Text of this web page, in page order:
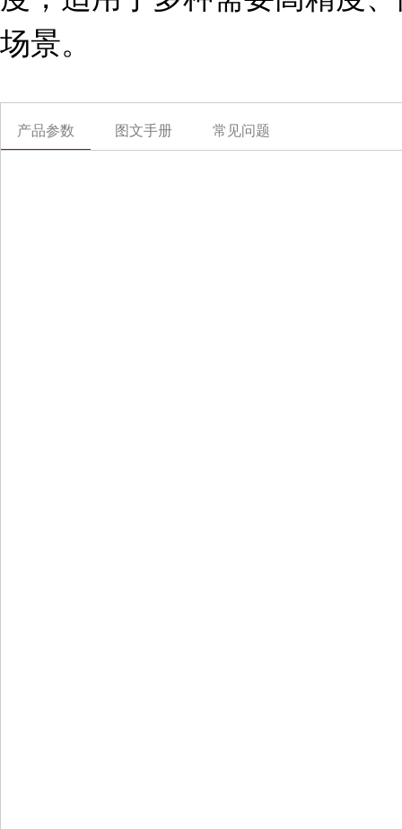
场景。
产品参数 图文手册 常见问题